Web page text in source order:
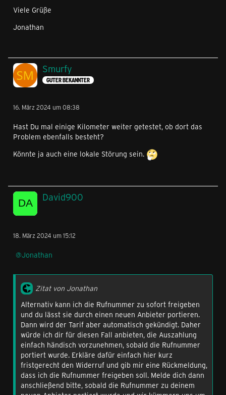
Viele Grüße
Jonathan
Smurfy
GUTER BEKANNTER
16. März 2024 um 08:38
Hast Du mal einige Kilometer weiter getestet, ob dort das
Problem ebenfalls besteht?
Könnte ja auch eine lokale Störung sein.
David900
18. März 2024 um 15:12
Jonathan
Zitat von Jonathan
Alternativ kann ich die Rufnummer zu sofort freigeben
und du lässt sie durch einen neuen Anbieter portieren.
Dann wird der Tarif aber automatisch gekündigt. Daher
würde ich dir für diesen Fall anbieten, die Auszahlung
einfach händisch vorzunehmen, sobald die Rufnummer
portiert wurde. Erkläre dafür einfach hier kurz
fristgerecht den Widerruf und gib mir eine Rückmeldung,
dass ich die Rufnummer freigeben soll. Melde dich dann
anschließend bitte, sobald die Rufnummer zu deinem